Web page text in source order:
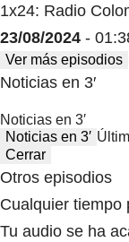
1x24: Radio
23/08/2024 -
Ver más episodios
Noticias en 3′
Noticias en 3′
Noticias en 3′
Cerrar
Otros episodios
Cualquier tiempo
Tu audio se ha